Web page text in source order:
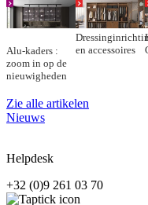
Alu-kaders :
zoom in op de
nieuwigheden
en accessoires
Zie alle artikelen
Nieuws
Helpdesk
+32 (0)9 261 03 70